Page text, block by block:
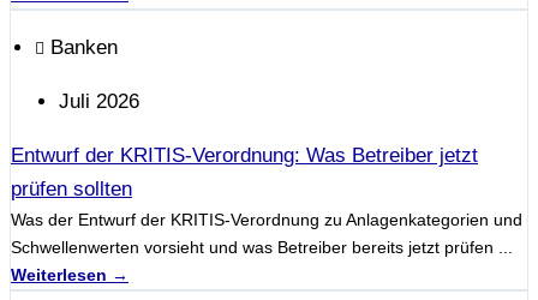
Banken
Juli 2026
Entwurf der KRITIS-Verordnung: Was Betreiber jetzt
prüfen sollten
Was der Entwurf der KRITIS-Verordnung zu Anlagenkategorien und
Schwellenwerten vorsieht und was Betreiber bereits jetzt prüfen ...
Weiterlesen →